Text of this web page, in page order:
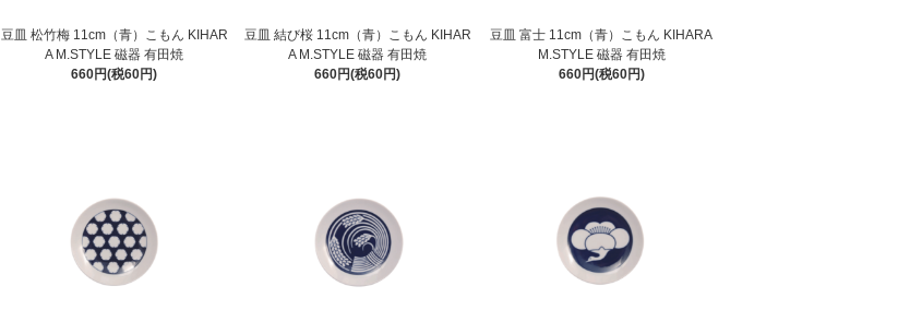
豆皿 松竹梅 11cm（青）こもん KIHAR
A M.STYLE 磁器 有田焼
660円(税60円)
豆皿 結び桜 11cm（青）こもん KIHAR
A M.STYLE 磁器 有田焼
660円(税60円)
豆皿 富士 11cm（青）こもん KIHARA
M.STYLE 磁器 有田焼
660円(税60円)